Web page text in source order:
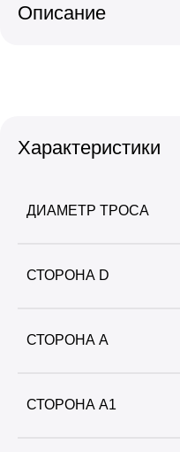
Описание
Характеристики
ДИАМЕТР ТРОСА
СТОРОНА D
СТОРОНА А
СТОРОНА A1